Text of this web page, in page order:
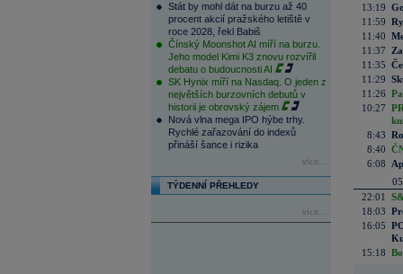
Stát by mohl dát na burzu až 40
procent akcií pražského letiště v
roce 2028, řekl Babiš
Čínský Moonshot AI míří na burzu.
Jeho model Kimi K3 znovu rozvířil
debatu o budoucnosti AI
SK Hynix míří na Nasdaq. O jeden z
největších burzovních debutů v
historii je obrovský zájem
Nová vlna mega IPO hýbe trhy.
Rychlé zařazování do indexů
přináší šance i rizika
více...
TÝDENNÍ PŘEHLEDY
více...
13:19
11:59
11:40
11:37
11:35
11:29
11:26
10:27
8:43
8:40
6:08
22:01
18:03
16:05
15:18